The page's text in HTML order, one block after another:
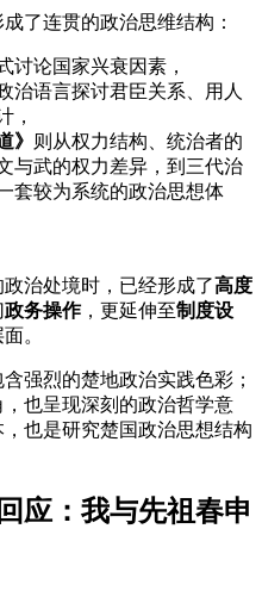
了连贯的政治思维结构：
讨论国家兴衰因素，
治语言探讨君臣关系、用人
，
》 则从权力结构、统治者的
与武的权力差异，到三代治
套较为系统的政治思想体
治处境时，已经形成了高度
政务操作，更延伸至制度设
。
强烈的楚地政治实践色彩；
也呈现深刻的政治哲学意
也是研究楚国政治思想结构
应：我与先祖春申